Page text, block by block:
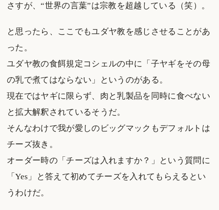
さすが、“世界の言葉”は宗教を超越している（笑）。
と思ったら、ここでもユダヤ教を感じさせることがあ
った。
ユダヤ教の食餌規定コシェルの中に「子ヤギをその母
の乳で煮てはならない」というのがある。
現在ではヤギに限らず、肉と乳製品を同時に食べない
と拡大解釈されているそうだ。
そんなわけで我が愛しのビッグマックもデフォルトは
チーズ抜き。
オーダー時の「チーズは入れますか？」という質問に
「Yes」と答えて初めてチーズを入れてもらえるとい
うわけだ。